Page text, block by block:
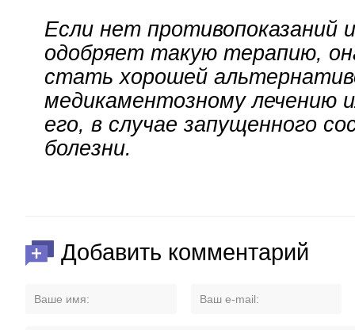
Если нет противопоказаний
одобряет такую терапию,
стать хорошей
медикаментозному лечению
его, в случае запущенного
болезни.
Добавить комментарий